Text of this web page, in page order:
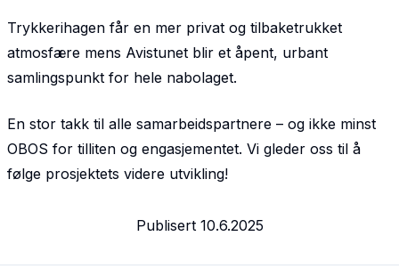
Trykkerihagen får en mer privat og tilbaketrukket
atmosfære mens Avistunet blir et åpent, urbant
samlingspunkt for hele nabolaget.
En stor takk til alle samarbeidspartnere – og ikke minst
OBOS for tilliten og engasjementet. Vi gleder oss til å
følge prosjektets videre utvikling!
Publisert 10.6.2025